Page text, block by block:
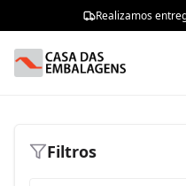
Realizamos
Filtros